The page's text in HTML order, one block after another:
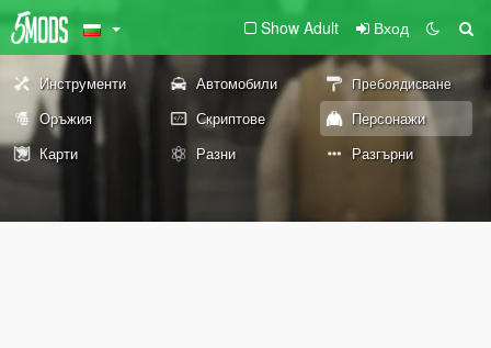
Show Adult Вход
Инструменти Автомобили Пребоядисване
Оръжия Скриптове
Персонажи
Карти
Разни Разгърни